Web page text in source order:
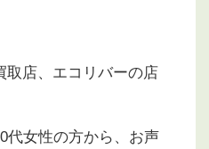
取店、エコリバーの店
代女性の方から、お声